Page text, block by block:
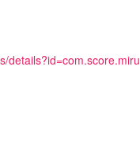
details?id=com.score.miru